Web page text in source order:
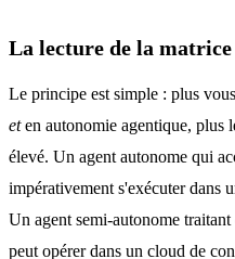
La lecture de la matrice
Le principe est simple : plus
eten autonomie agentique, plus
élevé. Un agent autonome qui
impérativement s'exécuter dans
Un agent semi-autonome
peut opérer dans un cloud de